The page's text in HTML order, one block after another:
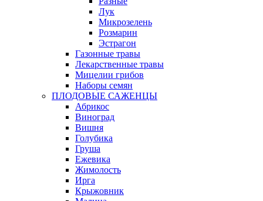
Лук
Микрозелень
Розмарин
Эстрагон
Газонные травы
Лекарственные травы
Мицелии грибов
Наборы семян
ПЛОДОВЫЕ САЖЕНЦЫ
Абрикос
Виноград
Вишня
Голубика
Груша
Ежевика
Жимолость
Ирга
Крыжовник